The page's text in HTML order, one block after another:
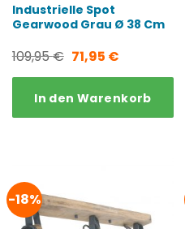
Industrielle Spot
Gearwood Grau Ø 38 Cm
109,95€ Ursprünglicher
Preis
war:
71,95 €Aktueller
Preis
ist:
In den Warenkorb
-18%